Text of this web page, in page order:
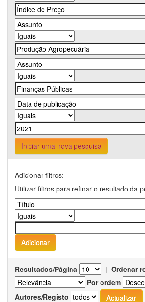
Iniciar uma nova pesquisa
Adicionar filtros:
Utilizar filtros para refinar o resultado da
Resultados/Página | Ordenar
Por ordem
Autores/Registo